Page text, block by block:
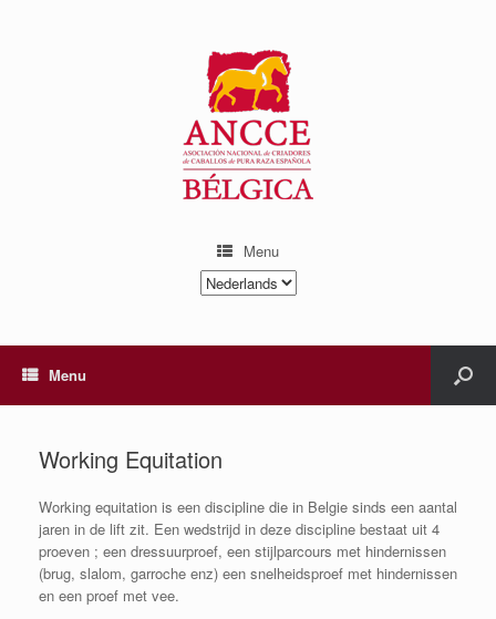
Menu
Kies
een
Menu
Working Equitation
Working equitation is een discipline die in Belgie sinds een aantal
jaren in de lift zit. Een wedstrijd in deze discipline bestaat uit 4
proeven ; een dressuurproef, een stijlparcours met hindernissen
(brug, slalom, garroche enz) een snelheidsproef met hindernissen
en een proef met vee.